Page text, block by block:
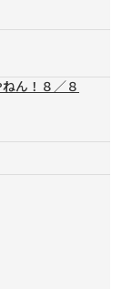
ん！８／８